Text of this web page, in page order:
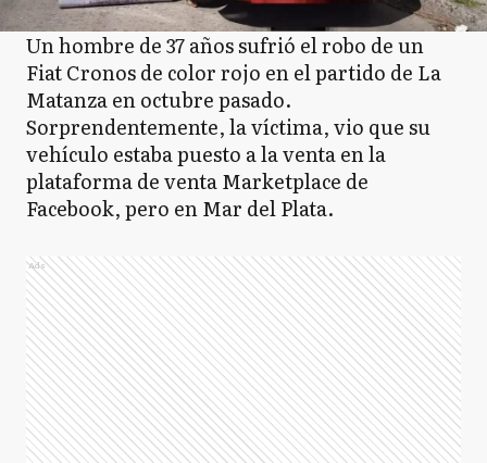
Un hombre de 37 años sufrió el robo de un
Fiat Cronos de color rojo en el partido de La
Matanza en octubre pasado.
Sorprendentemente, la víctima, vio que su
vehículo estaba puesto a la venta en la
plataforma de venta Marketplace de
Facebook, pero en Mar del Plata.
Ads